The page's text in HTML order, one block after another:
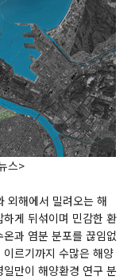
스>
외해에서 밀려오는 해
게 뒤섞이며 민감한 환
과 염분 분포를 끊임없
르기까지 수많은 해양
만이 해양환경 연구 분